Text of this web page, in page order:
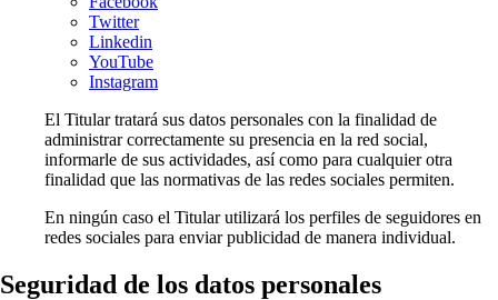
Twitter
Linkedin
YouTube
Instagram
El Titular tratará sus datos personales con la finalidad de
administrar correctamente su presencia en la red social,
informarle de sus actividades, así como para cualquier otra
finalidad que las normativas de las redes sociales permiten.
En ningún caso el Titular utilizará los perfiles de seguidores en
redes sociales para enviar publicidad de manera individual.
Seguridad de los datos personales